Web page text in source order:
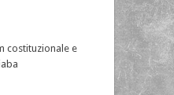
costituzionale e